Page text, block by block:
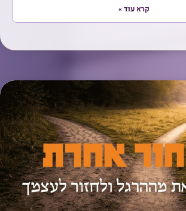
קרא עוד »